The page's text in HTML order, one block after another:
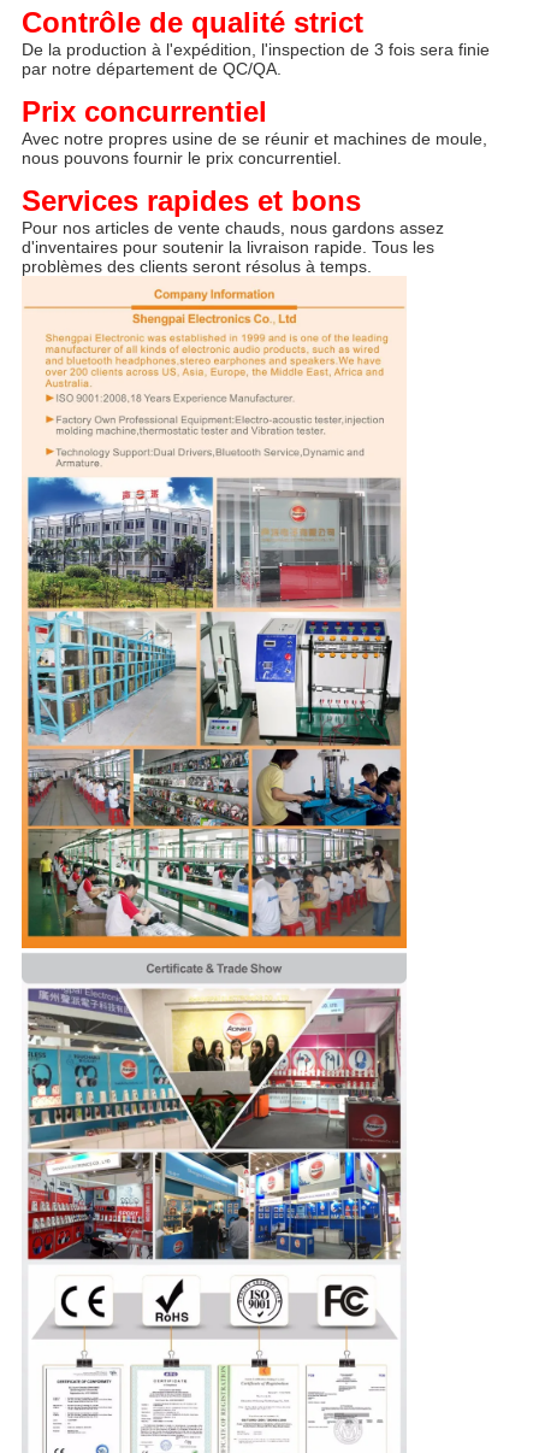
Contrôle de qualité strict
De la production à l'expédition, l'inspection de 3 fois sera finie
par notre département de QC/QA.
Prix concurrentiel
Avec notre propres usine de se réunir et machines de moule,
nous pouvons fournir le prix concurrentiel.
Services rapides et bons
Pour nos articles de vente chauds, nous gardons assez
d'inventaires pour soutenir la livraison rapide. Tous les
problèmes des clients seront résolus à temps.